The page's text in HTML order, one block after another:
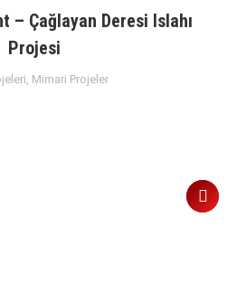
– Çağlayan Deresi Islahı
Projesi
Mimari Projeler